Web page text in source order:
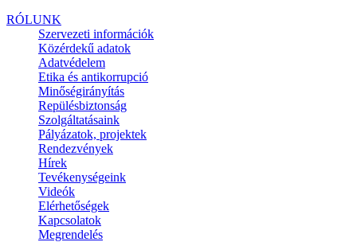
RÓLUNK
Szervezeti információk
Közérdekű adatok
Adatvédelem
Etika és antikorrupció
Minőségirányítás
Repülésbiztonság
Szolgáltatásaink
Pályázatok, projektek
Rendezvények
Hírek
Tevékenységeink
Videók
Elérhetőségek
Kapcsolatok
Megrendelés